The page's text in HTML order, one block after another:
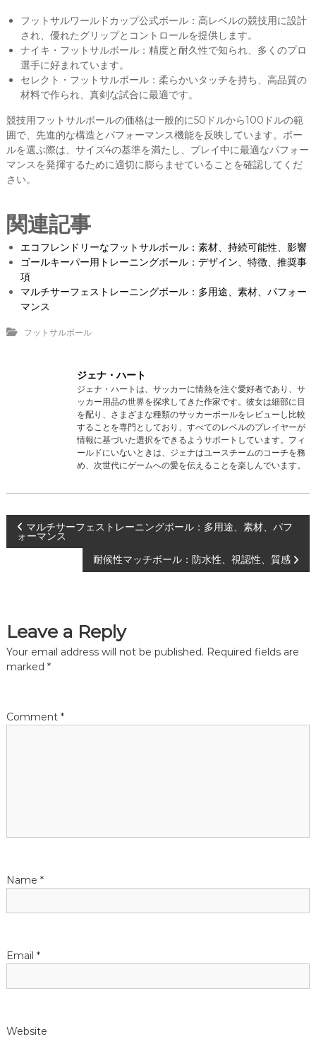
フットサルワールドカップ公式ボール：高レベルの競技用に設計
され、優れたグリップとコントロールを提供します。
ナイキ・フットサルボール：精度と耐久性で知られ、多くのプロ
選手に好まれています。
セレクト・フットサルボール：柔らかいタッチを持ち、高品質の
材料で作られ、真剣な試合に最適です。
競技用フットサルボールの価格は一般的に50ドルから100ドルの範
囲で、先進的な構造とパフォーマンス機能を反映しています。ボー
ルを選ぶ際は、サイズ4の基準を満たし、プレイ中に最適なパフォー
マンスを発揮するために適切に膨らませていることを確認してくだ
さい。
関連記事
エコフレンドリーなフットサルボール：素材、持続可能性、影響
ゴールキーパー用トレーニングボール：デザイン、特徴、推奨事
項
マルチサーフェストレーニングボール：多用途、素材、パフォー
マンス
フットサルボール
ジェナ・ハート
ジェナ・ハートは、サッカーに情熱を注ぐ愛好者であり、サ
ッカー用品の世界を探求してきた作家です。彼女は細部に目
を配り、さまざまな種類のサッカーボールをレビューし比較
することを専門としており、すべてのレベルのプレイヤーが
情報に基づいた選択をできるようサポートしています。フィ
ールドにいないときは、ジェナはユースチームのコーチを務
め、次世代にゲームへの愛を伝えることを楽しんでいます。
P
t
n
v
i
o
マルチサーフェストレーニングボール：多用途、素材、パフ
ォーマンス
耐候性マッチボール：防水性、視認性、質感
Leave a Reply
Your email address will not be published. Required fields are
marked *
Comment *
Name *
Email *
Website